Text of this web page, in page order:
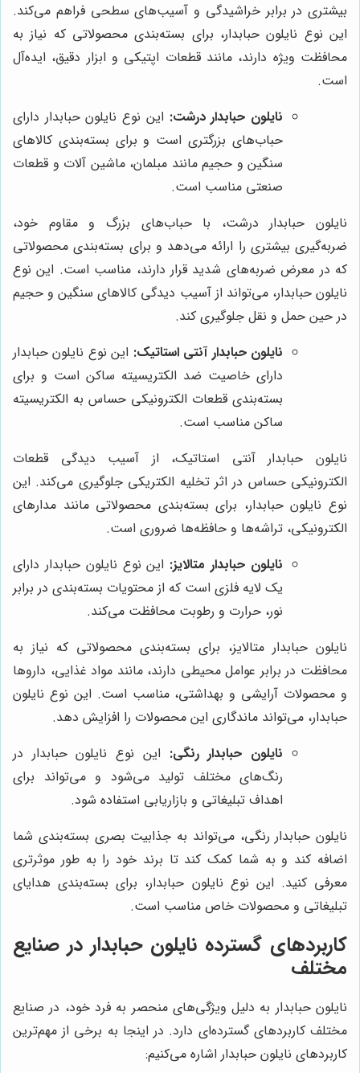
بیشتری در برابر خراشیدگی و آسیب‌های سطحی فراهم می‌کند.
این نوع نایلون حبابدار، برای بسته‌بندی محصولاتی که نیاز به
محافظت ویژه دارند، مانند قطعات اپتیکی و ابزار دقیق، ایده‌آل
است.
نایلون حبابدار درشت: این نوع نایلون حبابدار دارای
حباب‌های بزرگتری است و برای بسته‌بندی کالاهای
سنگین و حجیم مانند مبلمان، ماشین آلات و قطعات
صنعتی مناسب است.
نایلون حبابدار درشت، با حباب‌های بزرگ و مقاوم خود،
ضربه‌گیری بیشتری را ارائه می‌دهد و برای بسته‌بندی محصولاتی
که در معرض ضربه‌های شدید قرار دارند، مناسب است. این نوع
نایلون حبابدار، می‌تواند از آسیب دیدگی کالاهای سنگین و حجیم
در حین حمل و نقل جلوگیری کند.
نایلون حبابدار آنتی استاتیک: این نوع نایلون حبابدار
دارای خاصیت ضد الکتریسیته ساکن است و برای
بسته‌بندی قطعات الکترونیکی حساس به الکتریسیته
ساکن مناسب است.
نایلون حبابدار آنتی استاتیک، از آسیب دیدگی قطعات
الکترونیکی حساس در اثر تخلیه الکتریکی جلوگیری می‌کند. این
نوع نایلون حبابدار، برای بسته‌بندی محصولاتی مانند مدارهای
الکترونیکی، تراشه‌ها و حافظه‌ها ضروری است.
نایلون حبابدار متالایز: این نوع نایلون حبابدار دارای
یک لایه فلزی است که از محتویات بسته‌بندی در برابر
نور، حرارت و رطوبت محافظت می‌کند.
نایلون حبابدار متالایز، برای بسته‌بندی محصولاتی که نیاز به
محافظت در برابر عوامل محیطی دارند، مانند مواد غذایی، داروها
و محصولات آرایشی و بهداشتی، مناسب است. این نوع نایلون
حبابدار، می‌تواند ماندگاری این محصولات را افزایش دهد.
نایلون حبابدار رنگی: این نوع نایلون حبابدار در
رنگ‌های مختلف تولید می‌شود و می‌تواند برای
اهداف تبلیغاتی و بازاریابی استفاده شود.
نایلون حبابدار رنگی، می‌تواند به جذابیت بصری بسته‌بندی شما
اضافه کند و به شما کمک کند تا برند خود را به طور موثرتری
معرفی کنید. این نوع نایلون حبابدار، برای بسته‌بندی هدایای
تبلیغاتی و محصولات خاص مناسب است.
کاربردهای گسترده نایلون حبابدار در صنایع
مختلف
نایلون حبابدار به دلیل ویژگی‌های منحصر به فرد خود، در صنایع
مختلف کاربردهای گسترده‌ای دارد. در اینجا به برخی از مهم‌ترین
کاربردهای نایلون حبابدار اشاره می‌کنیم: